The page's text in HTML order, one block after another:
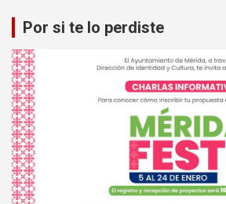
Por si te lo perdiste